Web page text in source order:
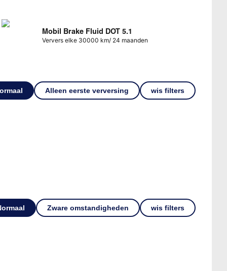
Mobil Brake Fluid DOT 5.1
Ververs elke 30000 km/ 24 maanden
Alleen eerste verversing wis filters
Zware omstandigheden wis filters